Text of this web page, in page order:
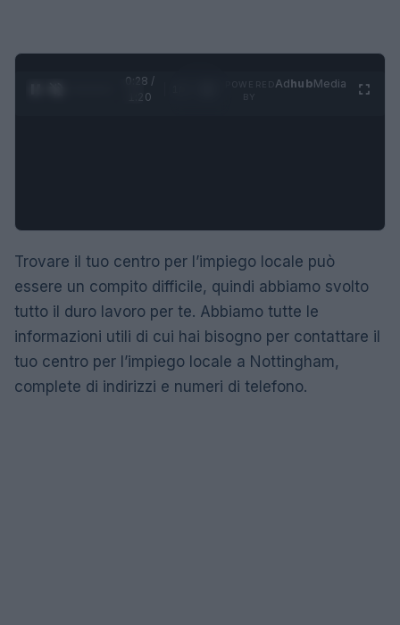
0:28 /
1:20
AdhubMedia
Trovare il tuo centro per l’impiego locale può
essere un compito difficile, quindi abbiamo svolto
tutto il duro lavoro per te. Abbiamo tutte le
informazioni utili di cui hai bisogno per contattare il
tuo centro per l’impiego locale a Nottingham,
complete di indirizzi e numeri di telefono.